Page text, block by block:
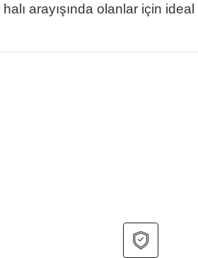
arayışında olanlar için ideal